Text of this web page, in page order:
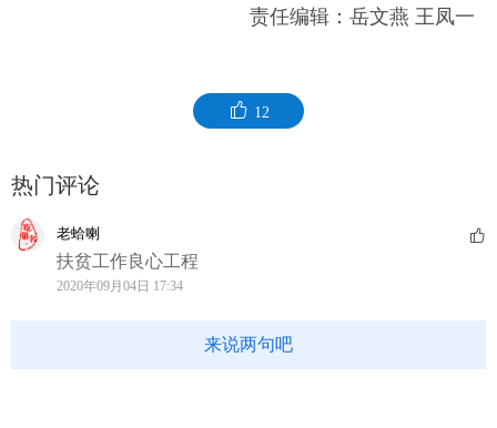
责任编辑：岳文燕 王凤一
12
热门评论
老蛤喇
扶贫工作良心工程
2020年09月04日 17:34
来说两句吧